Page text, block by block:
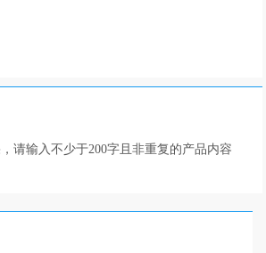
请输入不少于200字且非重复的产品内容